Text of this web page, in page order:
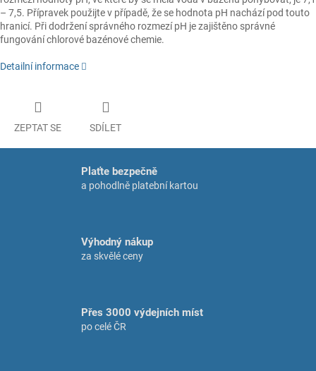
– 7,5. Přípravek použijte v případě, že se hodnota pH nachází pod touto
hranicí. Při dodržení správného rozmezí pH je zajištěno správné
fungování chlorové bazénové chemie.
Detailní informace
ZEPTAT SE SDÍLET
Plaťte bezpečně
a pohodlně platební kartou
Výhodný nákup
za skvělé ceny
Přes 3000 výdejních míst
po celé ČR